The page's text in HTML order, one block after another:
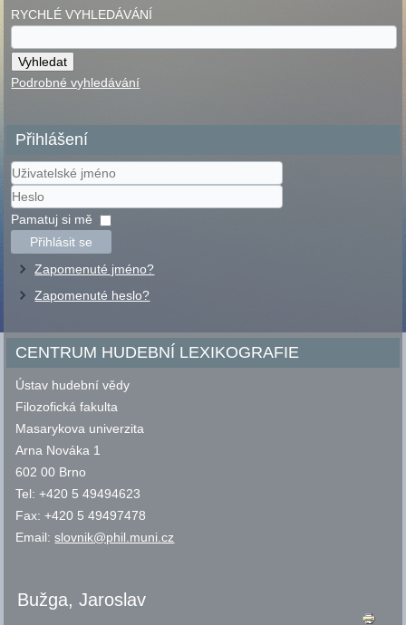
RYCHLÉ VYHLEDÁVÁNÍ
Podrobné vyhledávání
Přihlášení
Uživatelské
jméno
Heslo
Pamatuj si mě
Přihlásit se
Zapomenuté jméno?
Zapomenuté heslo?
CENTRUM HUDEBNÍ LEXIKOGRAFIE
Ústav hudební vědy
Filozofická fakulta
Masarykova univerzita
Arna Nováka 1
602 00 Brno
Tel: +420 5 49494623
Fax: +420 5 49497478
Email:slovnik@phil.muni.cz
Bužga, Jaroslav